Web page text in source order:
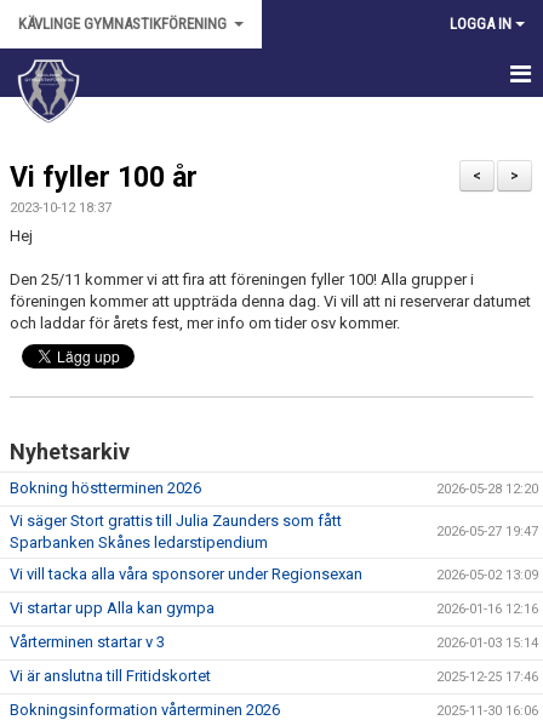
KÄVLINGE GYMNASTIKFÖRENING LOGGA IN
HEM
NYHETER
OM FÖRENINGEN
KALENDER
BILDGALLERI
FÖRENINGSKLÄDER
VÅRA LEDARE
KONTAKT
>
<
Vi fyller 100 år
2023-10-12 18:37
Hej
Den 25/11 kommer vi att fira att föreningen fyller 100! Alla grupper i
föreningen kommer att uppträda denna dag. Vi vill att ni reserverar datumet
och laddar för årets fest, mer info om tider osv kommer.
Nyhetsarkiv
Bokning höstterminen 2026 2026-05-28 12:20
Vi säger Stort grattis till Julia Zaunders som fått
Sparbanken Skånes ledarstipendium
2026-05-27 19:47
Vi vill tacka alla våra sponsorer under Regionsexan 2026-05-02 13:09
Vi startar upp Alla kan gympa 2026-01-16 12:16
Vårterminen startar v 3 2026-01-03 15:14
Vi är anslutna till Fritidskortet 2025-12-25 17:46
Bokningsinformation vårterminen 2026 2025-11-30 16:06